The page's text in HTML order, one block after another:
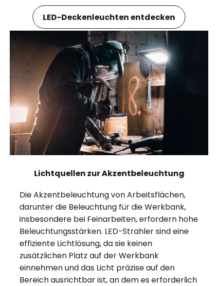
LED-Deckenleuchten entdecken
Lichtquellen zur Akzentbeleuchtung
Die Akzentbeleuchtung von Arbeitsflächen,
darunter die Beleuchtung für die Werkbank,
insbesondere bei Feinarbeiten, erfordern hohe
Beleuchtungsstärken. LED-Strahler sind eine
effiziente Lichtlösung, da sie keinen
zusätzlichen Platz auf der Werkbank
einnehmen und das Licht präzise auf den
Bereich ausrichtbar ist, an dem es erforderlich